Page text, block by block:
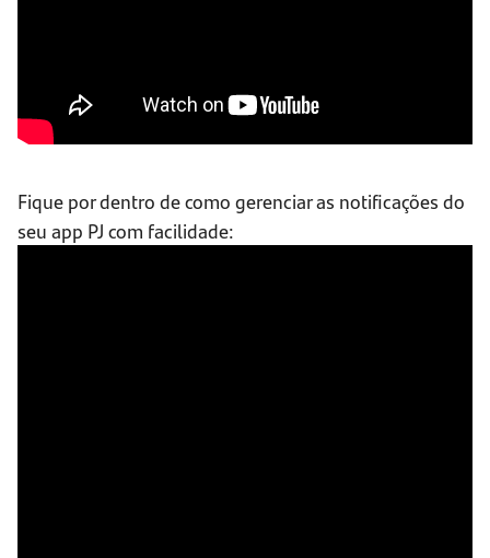
Fique por dentro de como gerenciar as notificações do
seu app PJ com facilidade: